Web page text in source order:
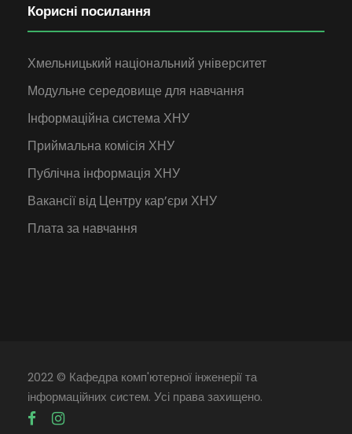
Корисні посилання
Хмельницький національний університет
Модульне середовище для навчання
Інформаційна система ХНУ
Приймальна комісія ХНУ
Публічна інформація ХНУ
Вакансії від Центру кар’єри ХНУ
Плата за навчання
2022 © Кафедра комп'ютерної інженерії та
інформаційних систем. Усі права захищено.